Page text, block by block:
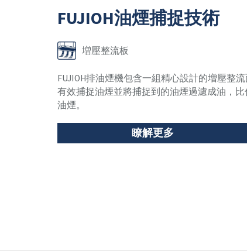
FUJIOH油煙捕捉技術
増壓整流板
FUJIOH排油煙機包含一組精心設計的増壓整
有效捕捉油煙並將捕捉到的油煙過濾成油，
油煙。
瞭解更多